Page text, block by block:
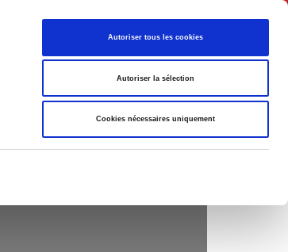
Autoriser tous les cookies
Autoriser la sélection
Cookies nécessaires uniquement
Français